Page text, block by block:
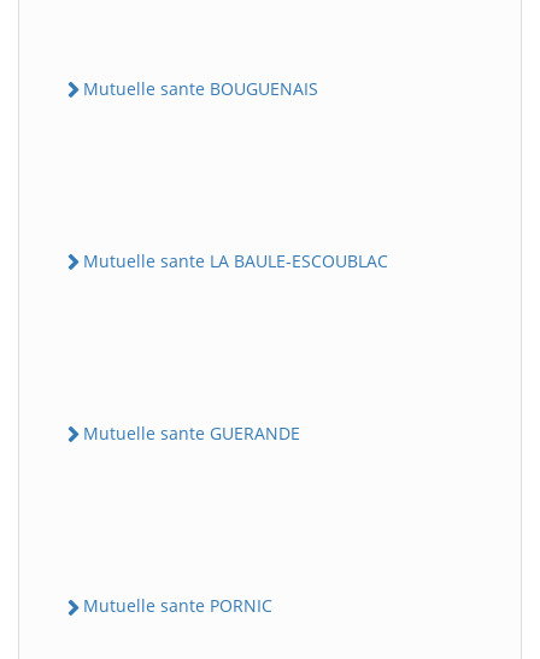
Mutuelle sante BOUGUENAIS
Mutuelle sante LA BAULE-ESCOUBLAC
Mutuelle sante GUERANDE
Mutuelle sante PORNIC